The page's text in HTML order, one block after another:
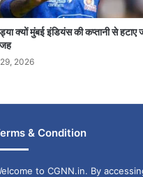
क्यों मुंबई इंडियंस की कप्तानी से हटाए
2026
& Condition
to CGNN.in. By